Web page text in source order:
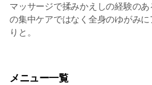
マッサージで揉みかえしの経験の
の集中ケアではなく全身のゆがみ
りと。
メニュー一覧